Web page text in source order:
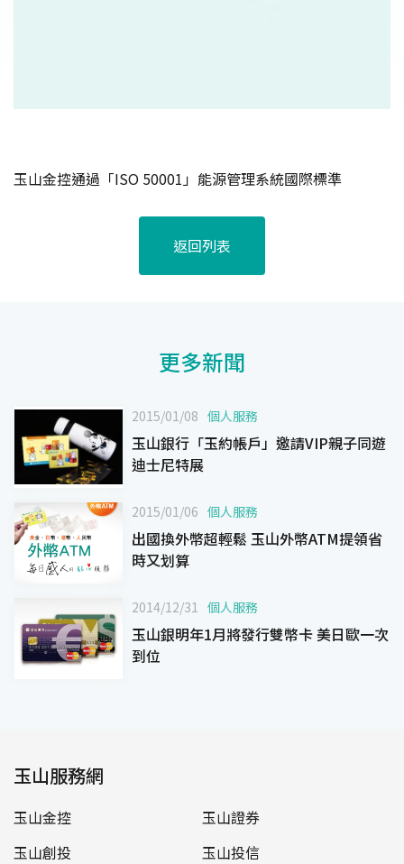
玉山金控通過「ISO 50001」能源管理系統國際標準
返回列表
更多新聞
2015/01/08 個人服務
玉山銀行「玉約帳戶」邀請VIP親子同遊
迪士尼特展
2015/01/06 個人服務
出國換外幣超輕鬆 玉山外幣ATM提領省
時又划算
2014/12/31 個人服務
玉山銀明年1月將發行雙幣卡 美日歐一次
到位
玉山服務網
玉山金控
玉山證券
玉山創投
玉山投信